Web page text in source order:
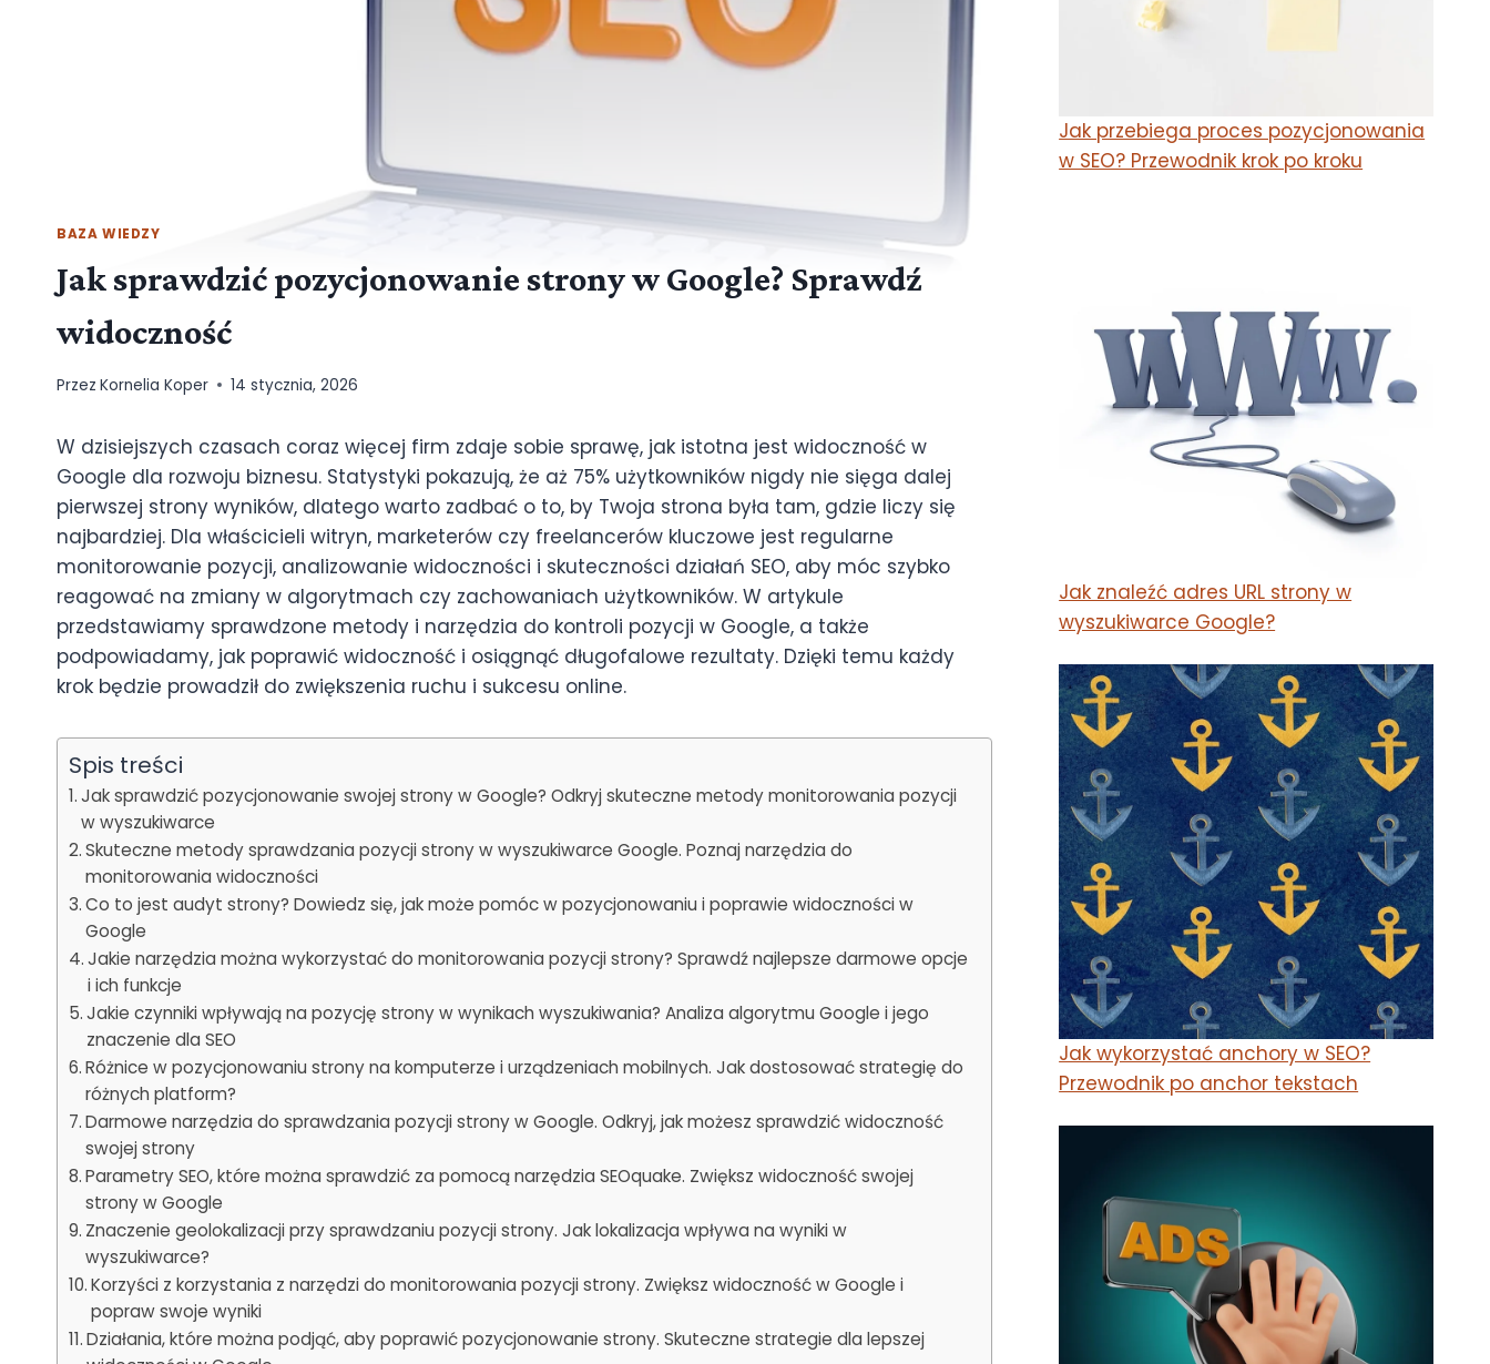
BAZA WIEDZY
Jak sprawdzić pozycjonowanie strony w Google? Sprawdź
widoczność
Przez Kornelia Koper 14 stycznia, 2026
W dzisiejszych czasach coraz więcej firm zdaje sobie sprawę, jak istotna jest widoczność w
Google dla rozwoju biznesu. Statystyki pokazują, że aż 75% użytkowników nigdy nie sięga dalej
pierwszej strony wyników, dlatego warto zadbać o to, by Twoja strona była tam, gdzie liczy się
najbardziej. Dla właścicieli witryn, marketerów czy freelancerów kluczowe jest regularne
monitorowanie pozycji, analizowanie widoczności i skuteczności działań SEO, aby móc szybko
reagować na zmiany w algorytmach czy zachowaniach użytkowników. W artykule
przedstawiamy sprawdzone metody i narzędzia do kontroli pozycji w Google, a także
podpowiadamy, jak poprawić widoczność i osiągnąć długofalowe rezultaty. Dzięki temu każdy
krok będzie prowadził do zwiększenia ruchu i sukcesu online.
Spis treści
Jak sprawdzić pozycjonowanie swojej strony w Google? Odkryj skuteczne metody monitorowania pozycji
w wyszukiwarce
Skuteczne metody sprawdzania pozycji strony w wyszukiwarce Google. Poznaj narzędzia do
monitorowania widoczności
Co to jest audyt strony? Dowiedz się, jak może pomóc w pozycjonowaniu i poprawie widoczności w
Google
Jakie narzędzia można wykorzystać do monitorowania pozycji strony? Sprawdź najlepsze darmowe opcje
i ich funkcje
Jakie czynniki wpływają na pozycję strony w wynikach wyszukiwania? Analiza algorytmu Google i jego
znaczenie dla SEO
Różnice w pozycjonowaniu strony na komputerze i urządzeniach mobilnych. Jak dostosować strategię do
różnych platform?
Darmowe narzędzia do sprawdzania pozycji strony w Google. Odkryj, jak możesz sprawdzić widoczność
swojej strony
Parametry SEO, które można sprawdzić za pomocą narzędzia SEOquake. Zwiększ widoczność swojej
strony w Google
Znaczenie geolokalizacji przy sprawdzaniu pozycji strony. Jak lokalizacja wpływa na wyniki w
wyszukiwarce?
Korzyści z korzystania z narzędzi do monitorowania pozycji strony. Zwiększ widoczność w Google i
popraw swoje wyniki
Działania, które można podjąć, aby poprawić pozycjonowanie strony. Skuteczne strategie dla lepszej
Jak przebiega proces pozycjonowania
w SEO? Przewodnik krok po kroku
Jak znaleźć adres URL strony w
wyszukiwarce Google?
Jak wykorzystać anchory w SEO?
Przewodnik po anchor tekstach